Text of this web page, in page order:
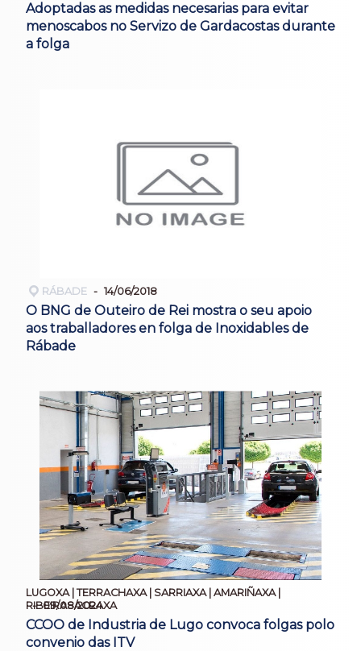
Adoptadas as medidas necesarias para evitar
menoscabos no Servizo de Gardacostas durante
a folga
RÁBADE 14/06/2018
O BNG de Outeiro de Rei mostra o seu apoio
aos traballadores en folga de Inoxidables de
Rábade
LUGOXA | TERRACHAXA | SARRIAXA | AMARIÑAXA |
RIBEIRASACRAXA
09/08/2024
CCOO de Industria de Lugo convoca folgas polo
convenio das ITV